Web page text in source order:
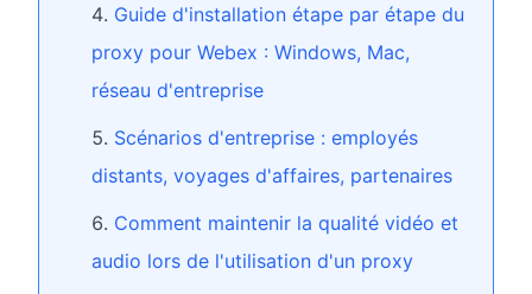
Guide d'installation étape par étape du
proxy pour Webex : Windows, Mac,
réseau d'entreprise
Scénarios d'entreprise : employés
distants, voyages d'affaires, partenaires
Comment maintenir la qualité vidéo et
audio lors de l'utilisation d'un proxy